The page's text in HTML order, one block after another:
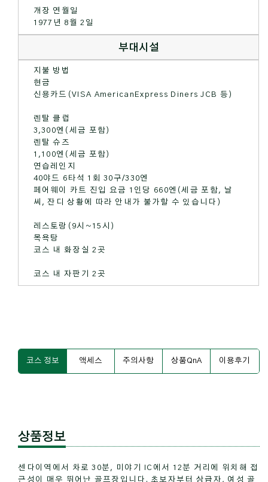
개장 연월일
1977년 8월 2일
부대시설
지불 방법
현금
신용카드(VISA AmericanExpress Diners JCB 등)
렌탈 클럽
3,300엔(세금 포함)
렌탈 슈즈
1,100엔(세금 포함)
연습레인지
40야드 6타석 1회 30구/330엔
페어웨이 카트 진입 요금 1인당 660엔(세금 포함, 날
씨, 잔디 상황에 따라 안내가 불가할 수 있습니다)
레스토랑(9시~15시)
목욕탕
코스 내 화장실 2곳
코스 내 자판기 2곳
코스 정보 액세스 주의사항 상품QnA 이용후기
상품정보
센다이역에서 차로 30분, 미야기 IC에서 12분 거리에 위치해 접
근성이 매우 뛰어난 골프장입니다. 초보자부터 상급자, 여성 골